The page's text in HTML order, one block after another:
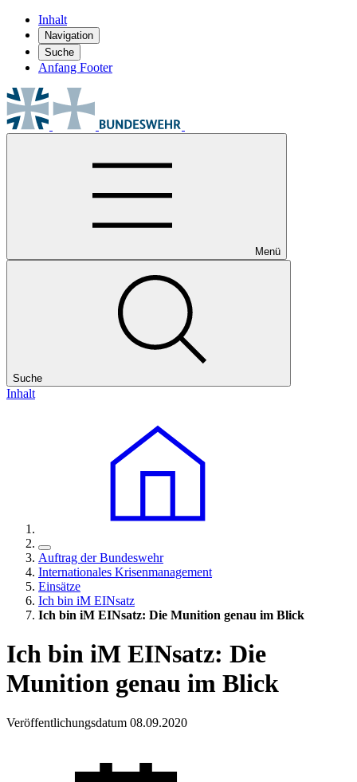
Inhalt
Navigation
Suche
Anfang Footer
Menü
Suche
Inhalt
Auftrag der Bundeswehr
Internationales Krisenmanagement
Einsätze
Ich bin iM EINsatz
Ich bin iM EINsatz: Die Munition genau im Blick
Ich bin iM EINsatz: Die
Munition genau im Blick
Veröffentlichungsdatum 08.09.2020